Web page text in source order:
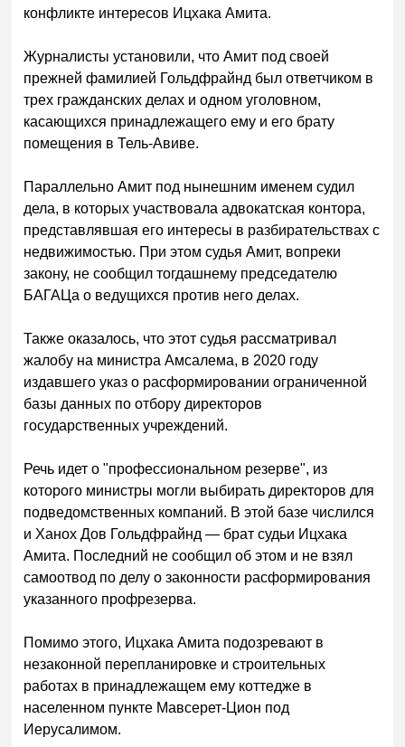
конфликте интересов Ицхака Амита.
Журналисты установили, что Амит под своей
прежней фамилией Гольдфрайнд был ответчиком в
трех гражданских делах и одном уголовном,
касающихся принадлежащего ему и его брату
помещения в Тель-Авиве.
Параллельно Амит под нынешним именем судил
дела, в которых участвовала адвокатская контора,
представлявшая его интересы в разбирательствах с
недвижимостью. При этом судья Амит, вопреки
закону, не сообщил тогдашнему председателю
БАГАЦа о ведущихся против него делах.
Также оказалось, что этот судья рассматривал
жалобу на министра Амсалема, в 2020 году
издавшего указ о расформировании ограниченной
базы данных по отбору директоров
государственных учреждений.
Речь идет о "профессиональном резерве", из
которого министры могли выбирать директоров для
подведомственных компаний. В этой базе числился
и Ханох Дов Гольдфрайнд — брат судьи Ицхака
Амита. Последний не сообщил об этом и не взял
самоотвод по делу о законности расформирования
указанного профрезерва.
Помимо этого, Ицхака Амита подозревают в
незаконной перепланировке и строительных
работах в принадлежащем ему коттедже в
населенном пункте Мавсерет-Цион под
Иерусалимом.